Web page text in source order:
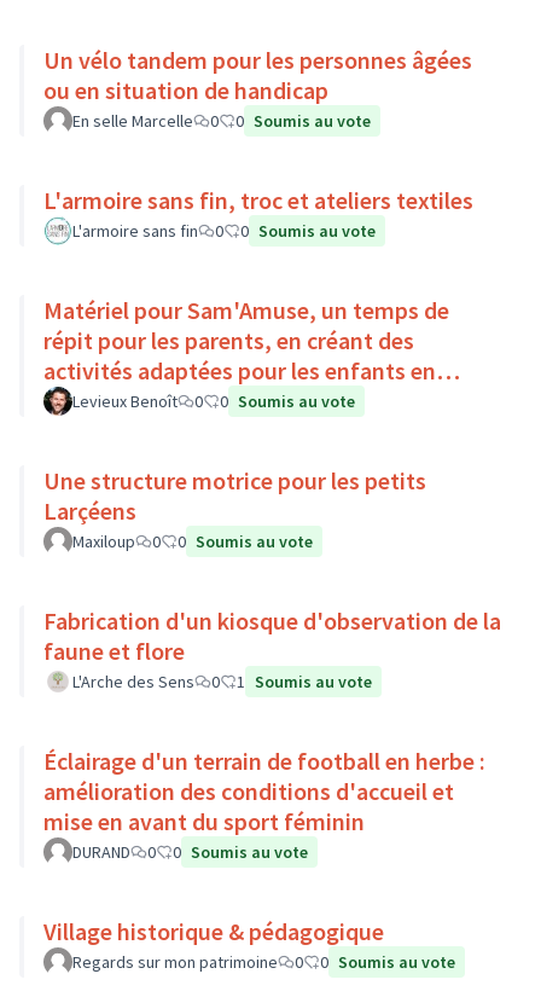
Un vélo tandem pour les personnes âgées
ou en situation de handicap
En selle Marcelle 0 0 Soumis au vote
L'armoire sans fin, troc et ateliers textiles
L'armoire sans fin 0 0 Soumis au vote
Matériel pour Sam'Amuse, un temps de
répit pour les parents, en créant des
activités adaptées pour les enfants en
situation de handicap
Levieux Benoît 0 0 Soumis au vote
Une structure motrice pour les petits
Larçéens
Maxiloup 0 0 Soumis au vote
Fabrication d'un kiosque d'observation de la
faune et flore
L'Arche des Sens 0 1 Soumis au vote
Éclairage d'un terrain de football en herbe :
amélioration des conditions d'accueil et
mise en avant du sport féminin
DURAND 0 0 Soumis au vote
Village historique & pédagogique
Regards sur mon patrimoine 0 0 Soumis au vote